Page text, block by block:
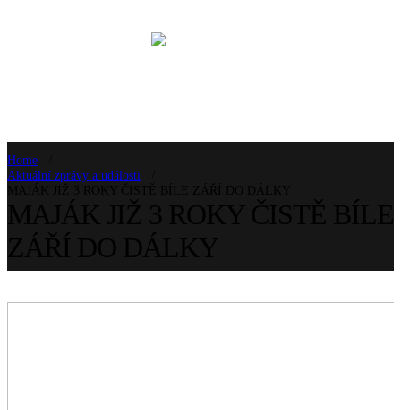
Home
Aktuální zprávy a události